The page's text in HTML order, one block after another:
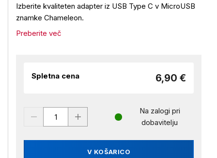
Izberite kvaliteten adapter iz USB Type C v MicroUSB
znamke Chameleon.
Preberite več
Spletna cena 6,90 €
V KOŠARICO
Na zalogi pri
dobavitelju